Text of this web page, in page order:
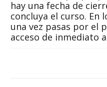
hay una fecha de
concluya el curso. En
una vez pasas por el
acceso de inmediato